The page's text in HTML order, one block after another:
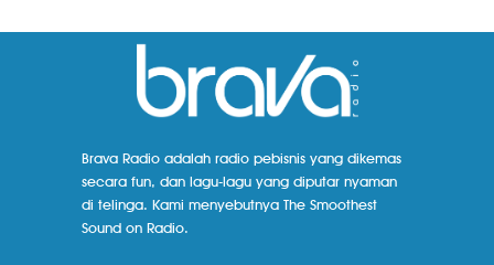
Brava Radio adalah radio pebisnis yang dikemas
secara fun, dan lagu-lagu yang diputar nyaman
di telinga. Kami menyebutnya The Smoothest
Sound on Radio.